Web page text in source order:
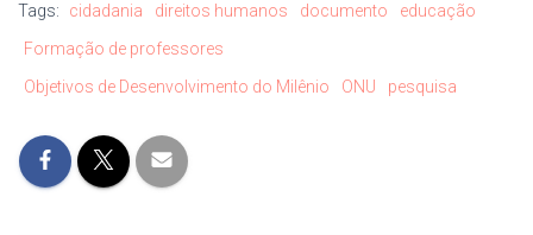
Tags: cidadania direitos humanos documento
educação
Formação de professores
Objetivos de Desenvolvimento do Milênio
ONU pesquisa